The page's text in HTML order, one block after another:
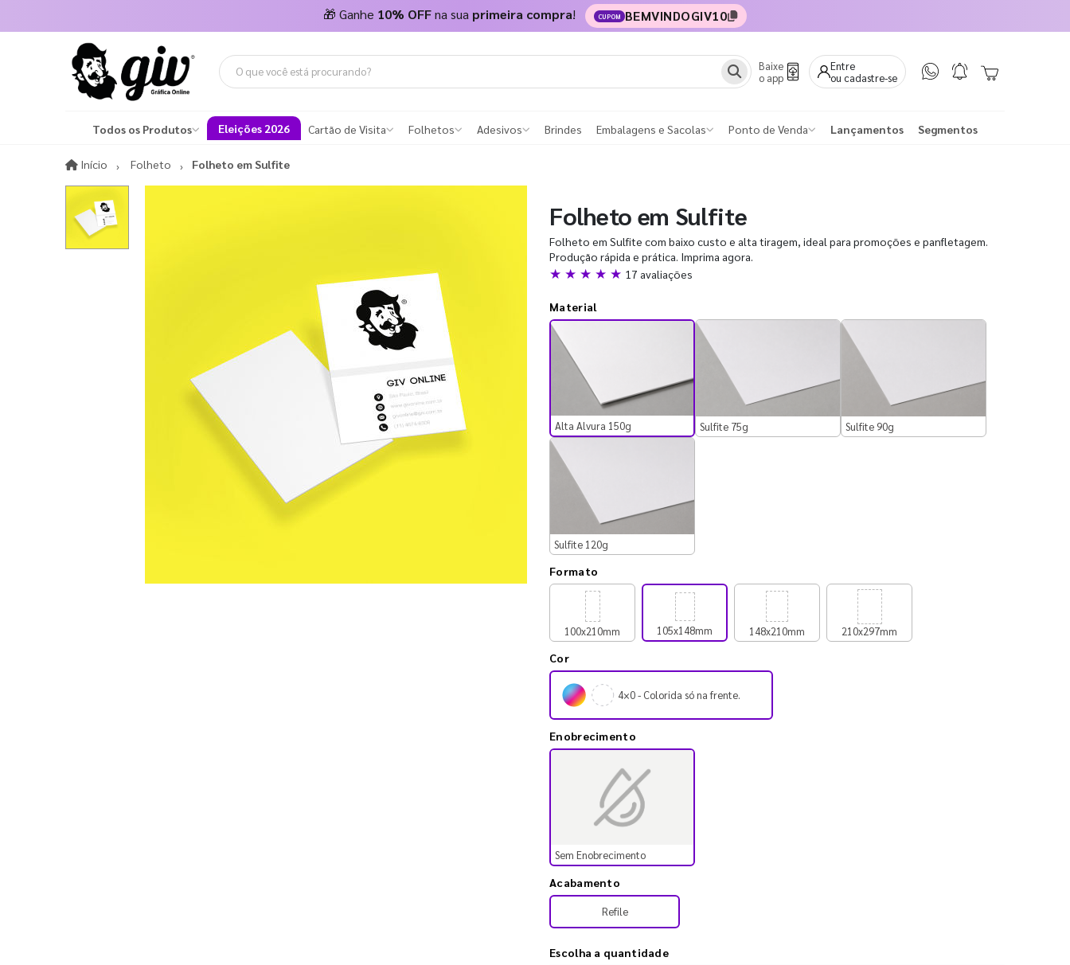
🎁 Ganhe 10% OFFna sua primeira compra! CUPOM BEMVINDOGIV10
Baixe
o app
Entre
ou cadastre-se
Todos os Produtos Eleições 2026 Cartão de Visita Folhetos Adesivos Brindes Embalagens e Sacolas Ponto de Venda Lançamentos Segmentos
Início InícioFolheto Folheto em Sulfite
Folheto em Sulfite
Folheto em Sulfite com baixo custo e alta tiragem, ideal para promoções e panfletagem.
Produção rápida e prática. Imprima agora.
★ ★ ★ ★ ★ 17 avaliações
Material
Alta Alvura 150g Sulfite 75g Sulfite 90g
Sulfite 120g
Formato
100x210mm 105x148mm 148x210mm 210x297mm
Cor
4×0 - Colorida só na frente.
Enobrecimento
Sem Enobrecimento
Acabamento
Refile
Escolha a quantidade